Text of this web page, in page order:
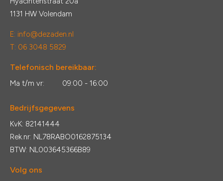
1131 HW Volendam
E: info@dezaden.nl
T: 06 3048 5829
Telefonisch bereikbaar:
Ma t/m vr: 09:00 - 16:00
Bedrijfsgegevens
KvK: 82141444
Rek.nr: NL78RABO0162875134
BTW: NL003645366B89
Volg ons